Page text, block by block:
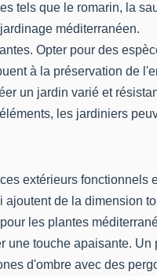
tels que le romarin, la
méditerranéen.
Opter pour des
à la préservation de
un jardin varié et
les jardiniers
extérieurs
de la dimension
les plantes
une touche apaisante.
d'ombre avec des